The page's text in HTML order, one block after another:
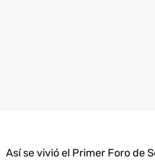
Así se vivió el Primer Foro de